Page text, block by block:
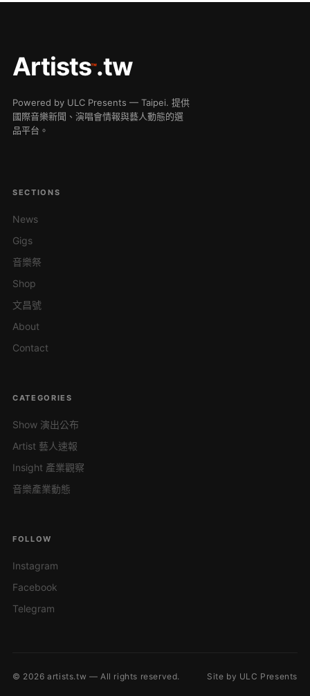
Artists™.tw
Powered by ULC Presents — Taipei. 提供
國際音樂新聞、演唱會情報與藝人動態的選
品平台。
SECTIONS
News
Gigs
音樂祭
Shop
文昌號
About
Contact
CATEGORIES
Show 演出公布
Artist 藝人速報
Insight 產業觀察
音樂產業動態
FOLLOW
Instagram
Facebook
Telegram
© 2026 artists.tw — All rights reserved. Site by ULC Presents